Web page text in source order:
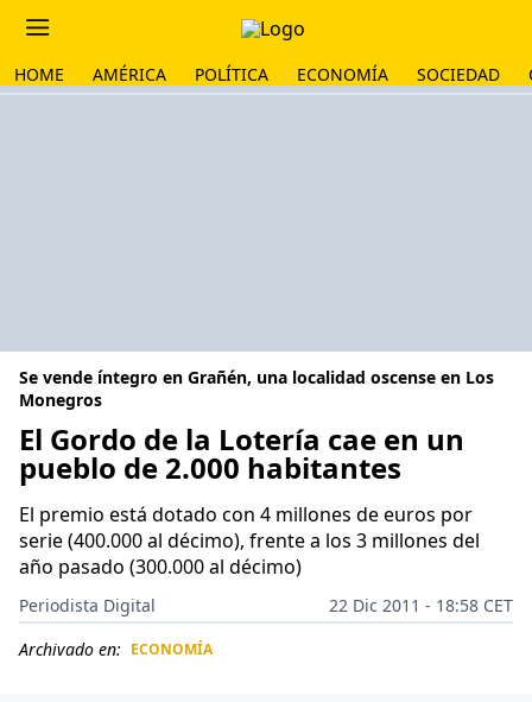
HOME AMÉRICA POLÍTICA ECONOMÍA SOCIEDAD
Se vende íntegro en Grañén, una localidad oscense en Los
Monegros
El Gordo de la Lotería cae en un
pueblo de 2.000 habitantes
El premio está dotado con 4 millones de euros por
serie (400.000 al décimo), frente a los 3 millones del
año pasado (300.000 al décimo)
Periodista Digital
22 Dic 2011 - 18:58 CET
Archivado en: ECONOMÍA